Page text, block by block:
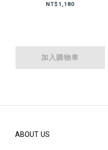
NT$1,180
加入購物車
ABOUT US